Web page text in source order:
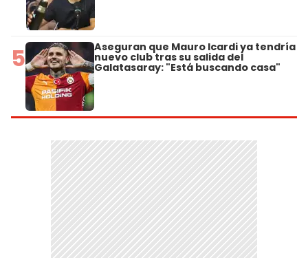
5 Aseguran que Mauro Icardi ya tendría
nuevo club tras su salida del
Galatasaray: "Está buscando casa"